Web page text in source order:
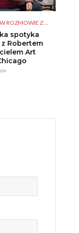
W ROZMOWIE Z ...
spotyka
Robertem
Art